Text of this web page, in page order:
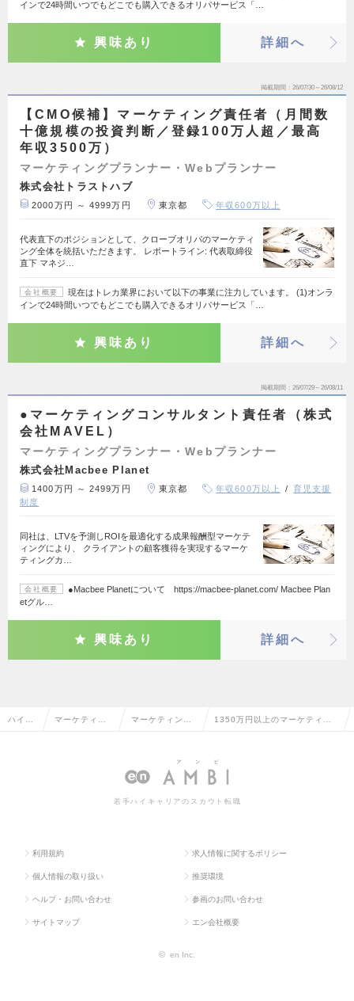
インで24時間いつでもどこでも購入できるオリパサービス「…
興味あり 詳細へ
掲載期間 26/07/30～26/08/12
【CMO候補】マーケティング責任者（月間数
十億規模の投資判断／登録100万人超／最高
年収3500万）
マーケティングプランナー・Webプランナー
株式会社トラストハブ
2000万円 ～ 4999万円 東京都 年収600万以上
代表直下のポジションとして、クローブオリパのマーケティ
ング全体を統括いただきます。 レポートライン: 代表取締役
直下 マネジ…
会社概要
現在はトレカ業界において以下の事業に注力しています。 (1)オンラ
インで24時間いつでもどこでも購入できるオリパサービス「…
興味あり 詳細へ
掲載期間 26/07/29～26/08/11
●マーケティングコンサルタント責任者（株式
会社MAVEL）
マーケティングプランナー・Webプランナー
株式会社Macbee Planet
1400万円 ～ 2499万円 東京都 年収600万以上
育児支援
制度
同社は、LTVを予測しROIを最適化する成果報酬型マーケテ
ィングにより、 クライアントの顧客獲得を実現するマーケ
ティングカ…
会社概要
●Macbee Planetについて https://macbee-planet.com/ Macbee Plan
etグル…
興味あり 詳細へ
ハイク マーケティン マーケティング
bプランナー
1350万円以上のマーケティン
の転職・求人情報一覧
若手ハイキャリアのスカウト転職
利用規約 求人情報に関するポリシー
個人情報の取り扱い 推奨環境
ヘルプ・お問い合わせ 参画のお問い合わせ
サイトマップ エン会社概要
© en Inc.